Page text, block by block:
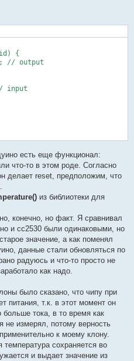
{
input
есть еще функционал:
что-то в этом роде. Согласно
делает reset, предположим, что
из библиотеки для
конечно, но факт. Я сравнивал
и сс2530 были одинаковыми, но
значение, а как поменял
данные стали обновляться по
радуюсь и что-то просто не
как надо.
было сказано, что чипу при
питания, т.к. в этот момент он
больше тока, в то время как
не измерял, потому верность
к моему клону.
температура сохраняется во
и выдает значение из